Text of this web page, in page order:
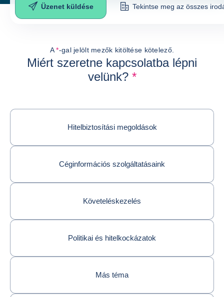
Üzenet küldése Tekintse meg az összes
Üzenet küldése
A*-gal jelölt mezők kitöltése kötelező.
Miért szeretne kapcsolatba lépni
velünk? *
Hitelbiztosítási megoldások
Céginformációs szolgáltatásaink
Követeléskezelés
Politikai és hitelkockázatok
Más téma